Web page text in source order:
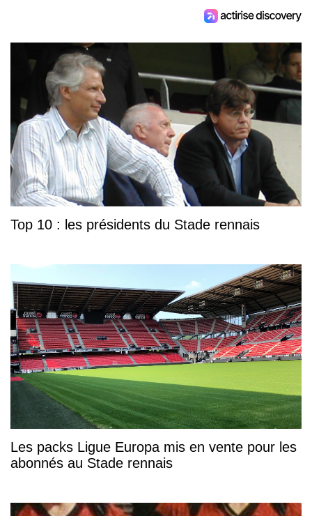
Top 10 : les présidents du Stade rennais
Les packs Ligue Europa mis en vente pour les
abonnés au Stade rennais